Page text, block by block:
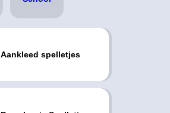
Aankleed spelletjes